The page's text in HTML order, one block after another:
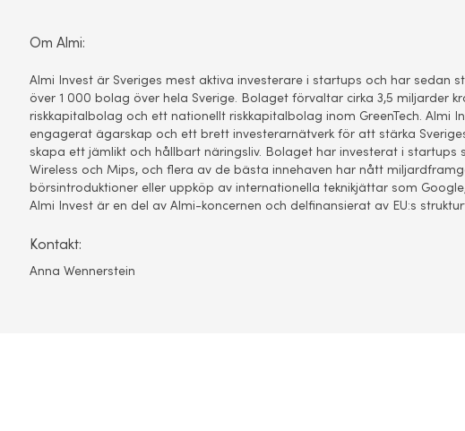
Om Almi:
Almi Invest är Sveriges mest aktiva investerare i startups och har sedan
över 1 000 bolag över hela Sverige. Bolaget förvaltar cirka 3,5 miljarder
riskkapitalbolag och ett nationellt riskkapitalbolag inom GreenTech. Almi
engagerat ägarskap och ett brett investerarnätverk för att stärka
skapa ett jämlikt och hållbart näringsliv. Bolaget har investerat i startups
Wireless och Mips, och flera av de bästa innehaven har nått
börsintroduktioner eller uppköp av internationella teknikjättar som
Almi Invest är en del av Almi-koncernen och delfinansierat av EU:s
Kontakt:
Anna Wennerstein